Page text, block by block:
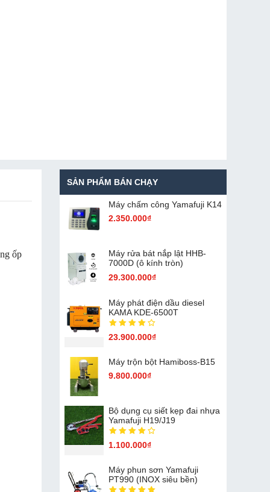
ốp
SẢN PHẨM BÁN CHẠY
Máy chấm cô​ng Yamafuji K14
2.350.000₫
Máy rửa bát nắp lật HHB-
7000D (ô kính tròn)
29.300.000₫
Máy phát điện dầu diesel
KAMA KDE-6500T
23.900.000₫
Máy trộn bột Hamiboss-B15
9.800.000₫
Bộ dụng cụ siết kẹp đai nhựa
Yamafuji H19/J19
1.100.000₫
Máy phun sơn Yamafuji
PT990 (INOX siêu bền)